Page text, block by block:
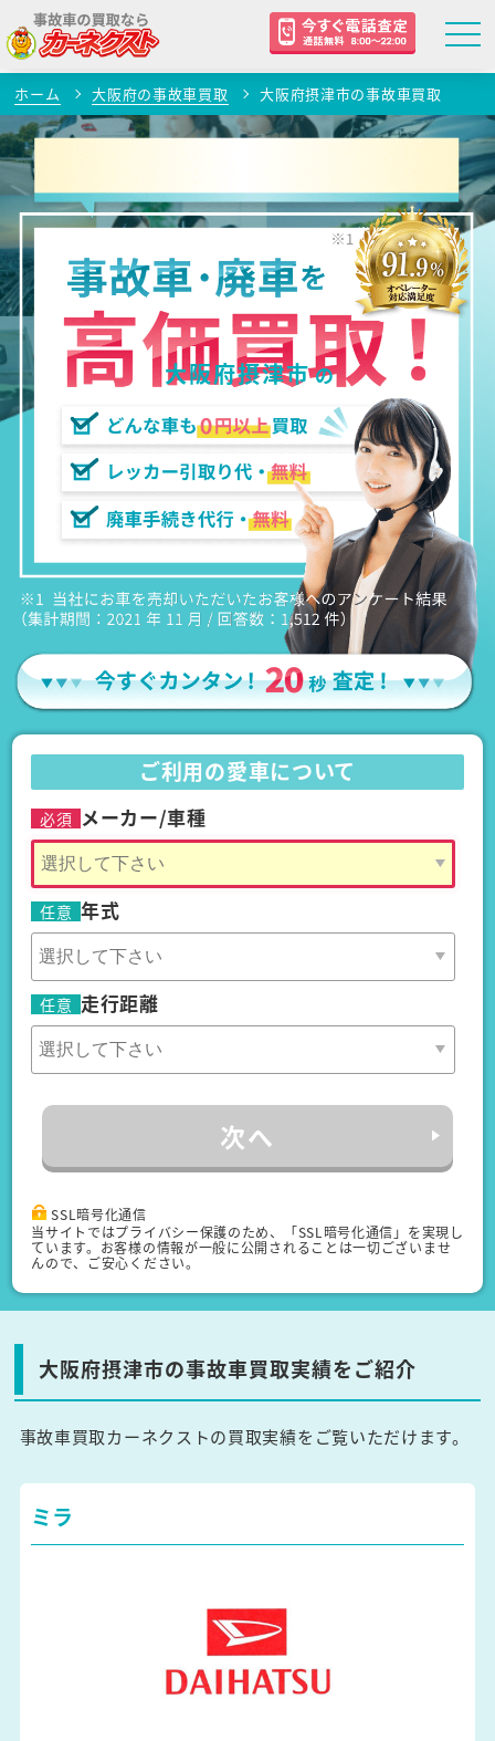
ホーム 大阪府の事故車買取 大阪府摂津市の事故車買取
大阪府摂津市の
ご利用の愛車について
必須 メーカー/車種
任意 年式
任意 走行距離
次へ
SSL暗号化通信
当サイトではプライバシー保護のため、「SSL暗号化通信」を実現し
ています。お客様の情報が一般に公開されることは一切ございませ
んので、ご安心ください。
大阪府摂津市の事故車買取実績をご紹介
事故車買取カーネクストの買取実績をご覧いただけます。
ミラ